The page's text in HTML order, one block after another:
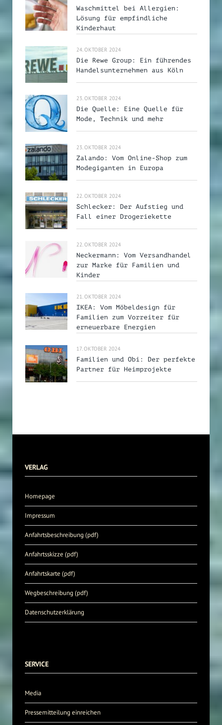
Waschmittel bei Allergien:
Lösung für empfindliche
Kinderhaut
24. OKTOBER 2024
Die Rewe Group: Ein führendes
Handelsunternehmen aus Köln
23. OKTOBER 2024
Die Quelle: Eine Quelle für
Mode, Technik und mehr
23. OKTOBER 2024
Zalando: Vom Online-Shop zum
Modegiganten in Europa
22. OKTOBER 2024
Schlecker: Der Aufstieg und
Fall einer Drogeriekette
22. OKTOBER 2024
Neckermann: Vom Versandhandel
zur Marke für Familien und
Kinder
21. OKTOBER 2024
IKEA: Vom Möbeldesign für
Familien zum Vorreiter für
erneuerbare Energien
17. OKTOBER 2024
Familien und Obi: Der perfekte
Partner für Heimprojekte
VERLAG
Homepage
Impressum
Anfahrtsbeschreibung (pdf)
Anfahrtsskizze (pdf)
Anfahrtskarte (pdf)
Wegbeschreibung (pdf)
Datenschutzerklärung
SERVICE
Media
Pressemitteilung einreichen